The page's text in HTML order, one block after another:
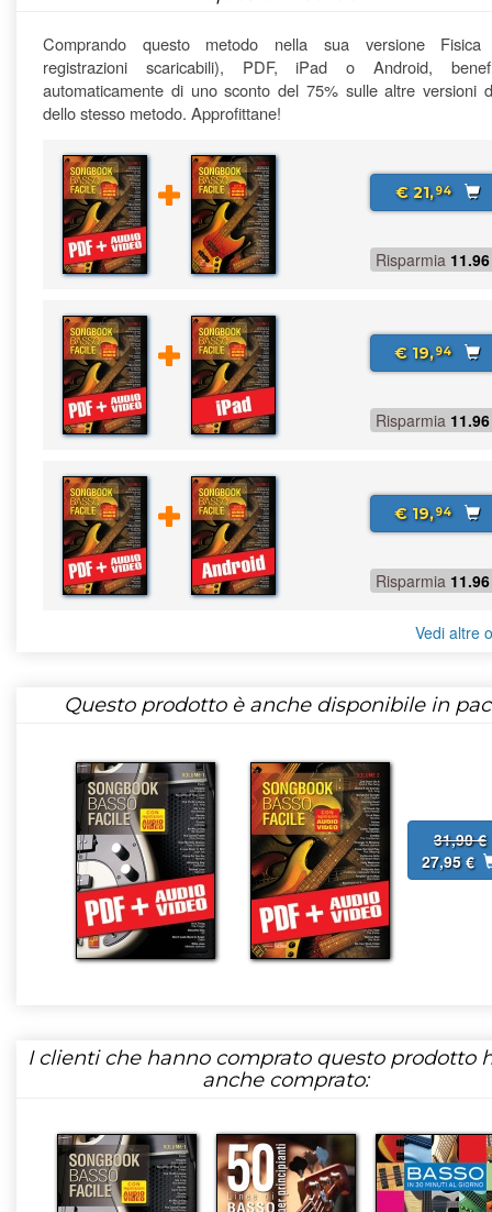
Comprando questo metodo nella sua versione Fisica
registrazioni scaricabili), PDF, iPad o Android,
automaticamente di uno sconto del 75% sulle altre versioni
dello stesso metodo. Approfittane!
€ 21,94
Risparmia 11.96
€ 19,94
Risparmia 11.96
€ 19,94
Risparmia 11.96
Vedi altre
Questo prodotto è anche disponibile in
31,90 €
27,95 €
I clienti che hanno comprato questo prodotto
anche comprato: